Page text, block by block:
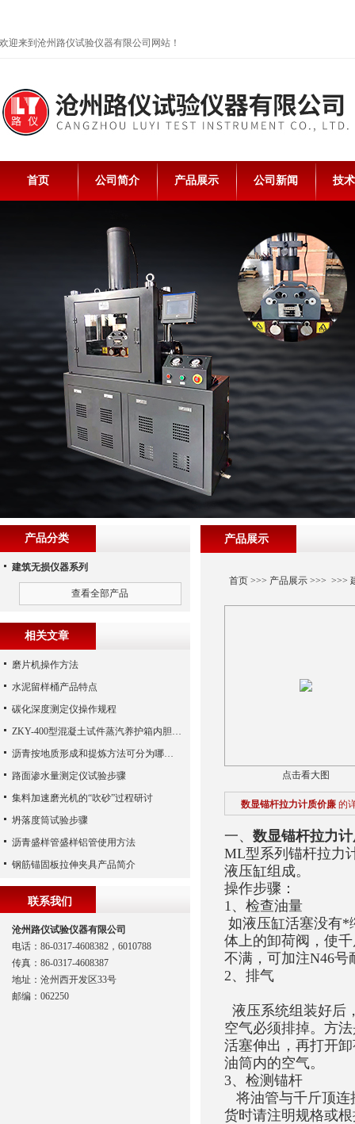
欢迎来到沧州路仪试验仪器有限公司网站！
首页 公司简介 产品展示 公司新闻 技
产品展示
首页>>> 产品展示>>> >>>
点击看大图
数显锚杆拉力计质价廉 的
一、 数显锚杆拉力
ML型系列锚杆拉力
液压缸组成。
操作步骤：
1、检查油量
如液压缸活塞没有*
体上的卸荷阀，使
不满，可加注N46号
2、排气
液压系统组装好后
空气必须排掉。方
活塞伸出，再打开
油筒内的空气。
3、检测锚杆
将油管与千斤顶连
货时请注明规格或
产品分类
建筑无损仪器系列
查看全部产品
相关文章
磨片机操作方法
水泥留样桶产品特点
碳化深度测定仪操作规程
ZKY-400型混凝土试件蒸汽养护箱内胆实拍
沥青按地质形成和提炼方法可分为哪两类？
路面渗水量测定仪试验步骤
集料加速磨光机的“吹砂”过程研讨
坍落度筒试验步骤
沥青盛样管盛样铝管使用方法
钢筋锚固板拉伸夹具产品简介
联系我们
沧州路仪试验仪器有限公司
电话：86-0317-4608382，6010788
传真：86-0317-4608387
地址：沧州西开发区33号
邮编：062250